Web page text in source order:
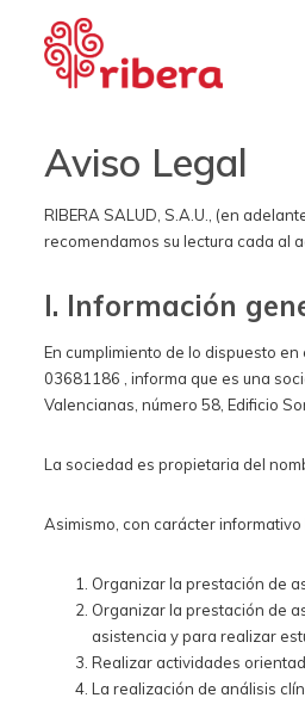
Aviso Legal
RIBERA SALUD, S.A.U., (en
recomendamos su lectura cada al
I. Información
En cumplimiento de lo dispuesto
03681186 , informa que es una
Valencianas, número 58, Edificio
La sociedad es propietaria del
Asimismo, con carácter informativo
Organizar la prestación de
Organizar la prestación de
asistencia y para realizar
Realizar actividades
La realización de análisis